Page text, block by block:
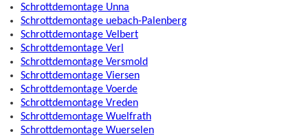
Schrottdemontage Unna
Schrottdemontage uebach-Palenberg
Schrottdemontage Velbert
Schrottdemontage Verl
Schrottdemontage Versmold
Schrottdemontage Viersen
Schrottdemontage Voerde
Schrottdemontage Vreden
Schrottdemontage Wuelfrath
Schrottdemontage Wuerselen